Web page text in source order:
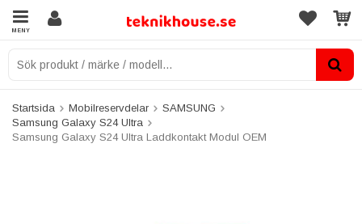
MENY
Startsida Mobilreservdelar
SAMSUNG
Samsung Galaxy S24 Ultra
Samsung Galaxy S24 Ultra Laddkontakt Modul OEM